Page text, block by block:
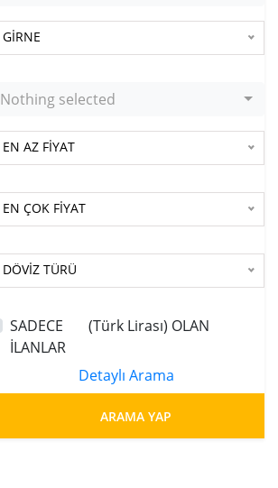
GİRNE
Nothing selected
EN AZ FİYAT
EN ÇOK FİYAT
DÖVİZ TÜRÜ
SADECE
(Türk Lirası) OLAN
İLANLAR
Detaylı Arama
ARAMA YAP